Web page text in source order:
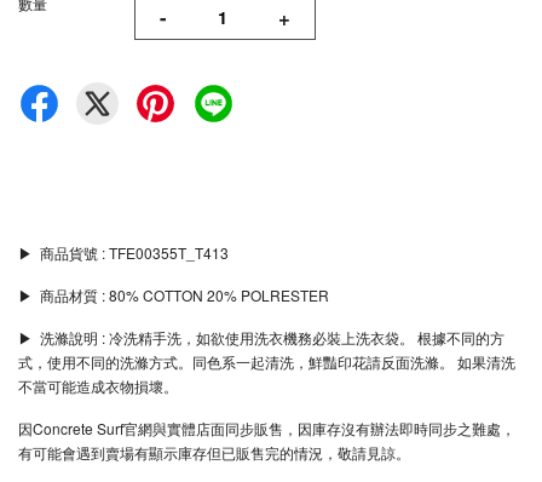
- +
▶︎ 商品貨號 : TFE00355T_T413
▶︎ 商品材質 : 80% COTTON 20% POLRESTER
▶︎ 洗滌說明 : 冷洗精手洗，如欲使用洗衣機務必裝上洗衣袋。 根據不同的方
式，使用不同的洗滌方式。同色系一起清洗，鮮豔印花請反面洗滌。 如果清洗
不當可能造成衣物損壞。
因Concrete Surf官網與實體店面同步販售，因庫存沒有辦法即時同步之難處，
有可能會遇到賣場有顯示庫存但已販售完的情況，敬請見諒。